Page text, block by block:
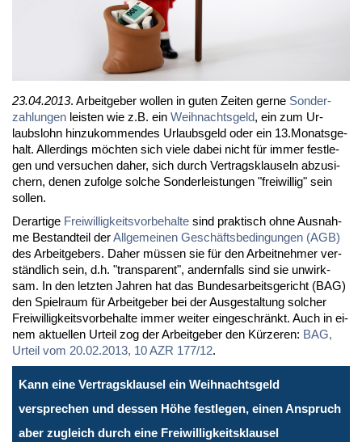
23.04.2013. Ar­beit­ge­ber wol­len in gu­ten Zei­ten ger­ne Son­der­
zah­lun­gen leis­ten wie z.B. ein Weih­nachts­geld, ein zum Ur­
laubs­lohn hin­zu­kom­men­des Ur­laubs­geld oder ein 13.Mo­nats­ge­
halt. Al­ler­dings möch­ten sich vie­le da­bei nicht für im­mer fest­le­
gen und ver­su­chen da­her, sich durch Ver­trags­klau­seln ab­zu­si­
chern, de­nen zu­fol­ge sol­che Son­der­leis­tun­gen "frei­wil­lig" sein
sol­len.
Der­ar­ti­ge Frei­wil­lig­keits­vor­be­hal­te sind prak­tisch oh­ne Aus­nah­
me Be­stand­teil derAll­ge­mei­nen Ge­schäfts­be­din­gun­gen (AGB)
des Ar­beit­ge­bers. Da­her müs­sen sie für den Ar­beit­neh­mer ver­
ständ­lich sein, d.h. "trans­pa­rent", an­dern­falls sind sie un­wirk­
sam. In den letz­ten Jah­ren hat das Bun­des­ar­beits­ge­richt (BAG)
den Spiel­raum für Ar­beit­ge­ber bei der Aus­ge­stal­tung sol­cher
Frei­wil­lig­keits­vor­be­hal­te im­mer wei­ter ein­ge­schränkt. Auch in ei­
nem ak­tu­el­len Ur­teil zog der Ar­beit­ge­ber den Kür­ze­ren: BAG,
Ur­teil vom 20.02.2013, 10 AZR 177/12.
Kann eine Vertragsklausel ein Weihnachtsgeld
versprechen und dessen Höhe festlegen, einen Anspruch
aber zugleich durch eine Freiwilligkeitsklausel